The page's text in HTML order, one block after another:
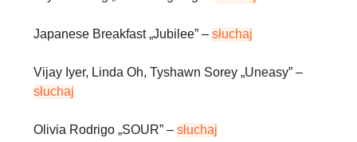
Japanese Breakfast„Jubilee” –słuchaj
Vijay Iyer, Linda Oh, Tyshawn Sorey „Uneasy” –
słuchaj
Olivia Rodrigo „SOUR” –słuchaj